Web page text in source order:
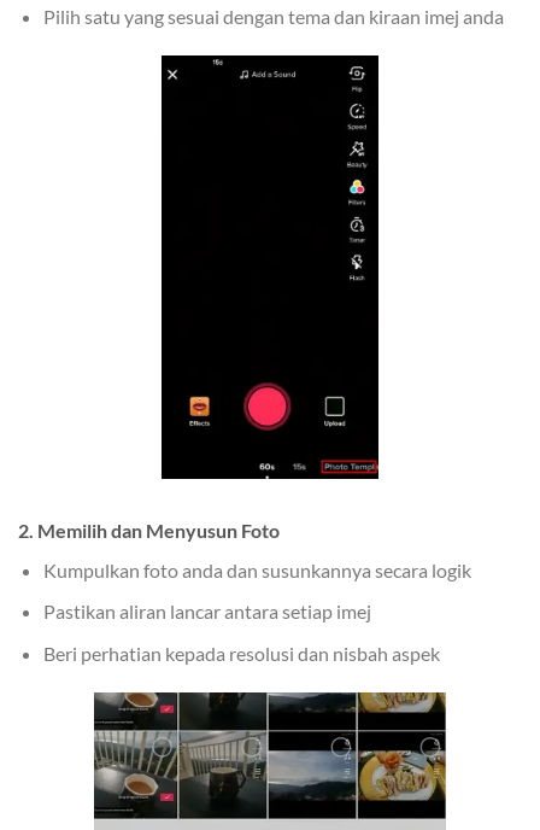
Pilih satu yang sesuai dengan tema dan kiraan imej anda
2. Memilih dan Menyusun Foto
Kumpulkan foto anda dan susunkannya secara logik
Pastikan aliran lancar antara setiap imej
Beri perhatian kepada resolusi dan nisbah aspek